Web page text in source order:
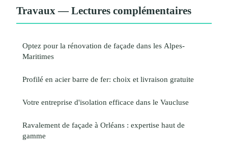
Travaux — Lectures complémentaires
Optez pour la rénovation de façade dans les Alpes-
Maritimes
Profilé en acier barre de fer: choix et livraison gratuite
Votre entreprise d'isolation efficace dans le Vaucluse
Ravalement de façade à Orléans : expertise haut de
gamme